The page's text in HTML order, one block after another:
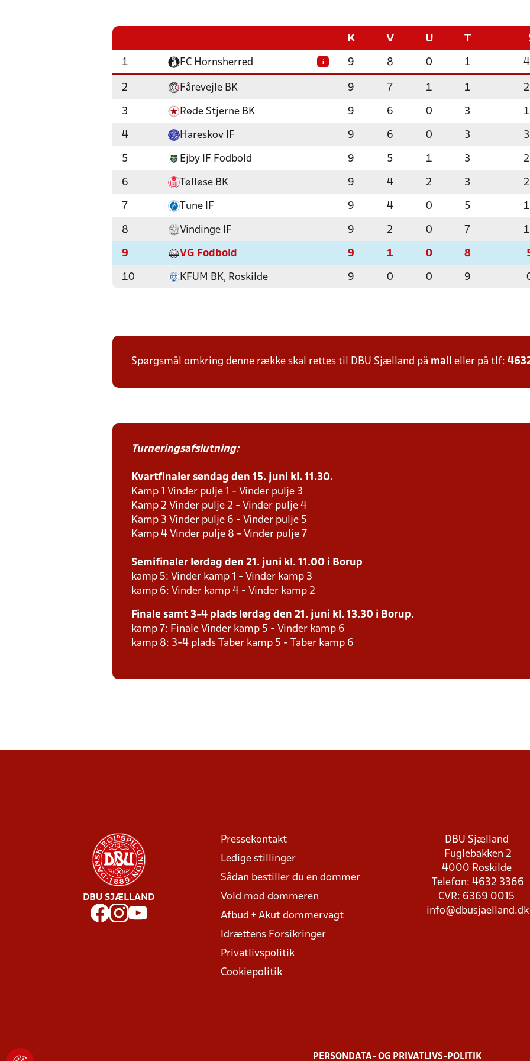
K V U T
1 FC Hornsherred i 9 8 0 1
2 Fårevejle BK 9 7 1 1
3 Røde Stjerne BK 9 6 0 3
4 Hareskov IF 9 6 0 3
5 Ejby IF Fodbold 9 5 1 3
6 Tølløse BK 9 4 2 3
7 Tune IF 9 4 0 5
8 Vindinge IF 9 2 0 7
9 VG Fodbold 9 1 0 8
10 KFUM BK, Roskilde 9 0 0 9
Spørgsmål omkring denne række skal rettes til DBU Sjælland på mail eller på tlf:
Turneringsafslutning:
Kvartfinaler søndag den 15. juni kl. 11.30.
Kamp 1 Vinder pulje 1 - Vinder pulje 3
Kamp 2 Vinder pulje 2 - Vinder pulje 4
Kamp 3 Vinder pulje 6 - Vinder pulje 5
Kamp 4 Vinder pulje 8 - Vinder pulje 7
Semifinaler lørdag den 21. juni kl. 11.00 i Borup
kamp 5: Vinder kamp 1 - Vinder kamp 3
kamp 6: Vinder kamp 4 - Vinder kamp 2
Finale samt 3-4 plads lørdag den 21. juni kl. 13.30 i Borup.
kamp 7: Finale Vinder kamp 5 - Vinder kamp 6
kamp 8: 3-4 plads Taber kamp 5 - Taber kamp 6
DBU SJÆLLAND
Pressekontakt
Ledige stillinger
Sådan bestiller du en dommer
Vold mod dommeren
Afbud + Akut dommervagt
Idrættens Forsikringer
Privatlivspolitik
Cookiepolitik
DBU Sjælland
Fuglebakken 2
4000 Roskilde
Telefon: 4632 3366
CVR: 6369 0015
info@dbusjaelland.dk
PERSONDATA- OG PRIVATLIVS-POLITIK